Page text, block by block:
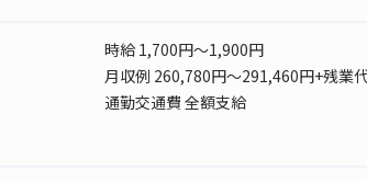
時給 1,700円～1,900円
月収例 260,780円～291,460円+残業
通勤交通費 全額支給